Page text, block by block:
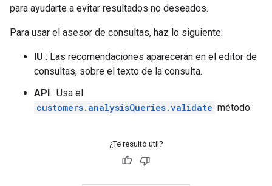
para ayudarte a evitar resultados no deseados.
Para usar el asesor de consultas, haz lo siguiente:
IU : Las recomendaciones aparecerán en el editor de
consultas, sobre el texto de la consulta.
API : Usa el
customers.analysisQueries.validate método.
¿Te resultó útil?